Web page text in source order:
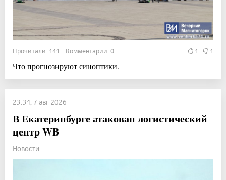
Прочитали: 141 Комментарии: 0 1 1
Что прогнозируют синоптики.
23:31, 7 авг 2026
В Екатеринбурге атакован логистический
центр WB
Новости